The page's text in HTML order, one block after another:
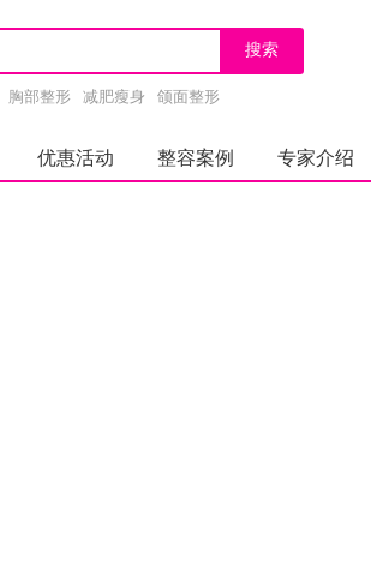
胸部整形 减肥瘦身 颌面整形
优惠活动 整容案例 专家介绍